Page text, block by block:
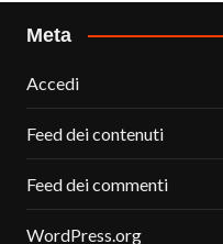
Meta
Accedi
Feed dei contenuti
Feed dei commenti
WordPress.org